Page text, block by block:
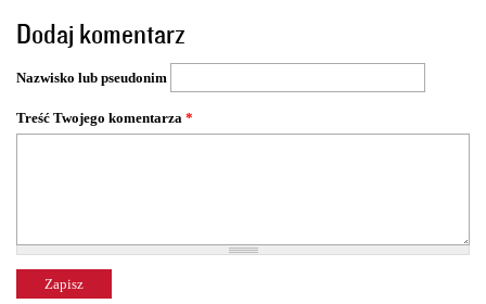
o
n
y
Dodaj komentarz
Nazwisko lub pseudonim
Treść Twojego komentarza *